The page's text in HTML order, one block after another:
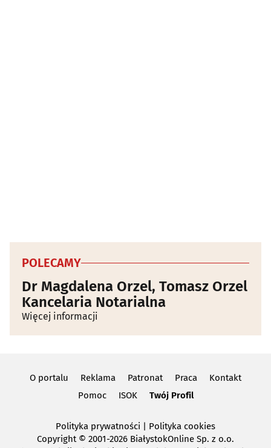
POLECAMY
Dr Magdalena Orzel, Tomasz Orzel
Kancelaria Notarialna
Więcej informacji
O portalu Reklama Patronat Praca
Kontakt
Pomoc
ISOK Twój Profil
Polityka prywatności
Polityka cookies
Copyright© 2001-2026 BiałystokOnline Sp. z o.o.